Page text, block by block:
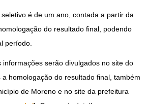
é de um ano, contada a partir da
do resultado final, podendo
período.
serão divulgados no site do
homologação do resultado final, também
de Moreno e no site da prefeitura